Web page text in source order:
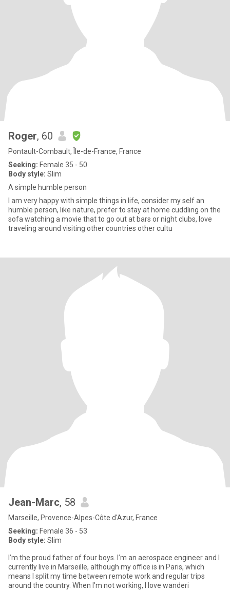
Roger, 60
Pontault-Combault, Île-de-France, France
Seeking: Female 35 - 50
Body style: Slim
A simple humble person
I am very happy with simple things in life, consider my self an
humble person, like nature, prefer to stay at home cuddling on the
sofa watching a movie that to go out at bars or night clubs, love
traveling around visiting other countries other cultu
Jean-Marc, 58
Marseille, Provence-Alpes-Côte d'Azur, France
Seeking: Female 36 - 53
Body style: Slim
I’m the proud father of four boys. I’m an aerospace engineer and I
currently live in Marseille, although my office is in Paris, which
means I split my time between remote work and regular trips
around the country. When I’m not working, I love wanderi